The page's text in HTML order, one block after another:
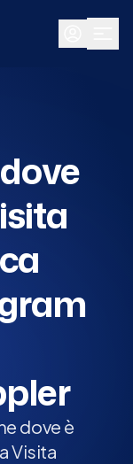
dove è
Visita